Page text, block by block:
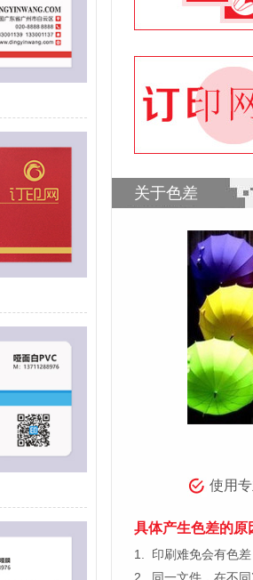
关于色差
使用
具体产生色差的原
1.
印刷难免会有色